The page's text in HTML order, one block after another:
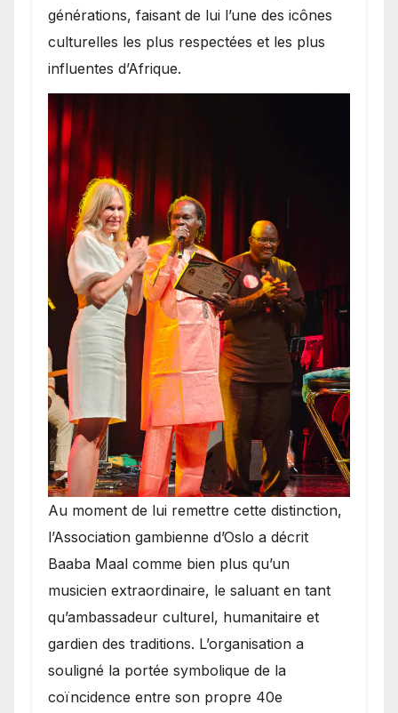
générations, faisant de lui l’une des icônes
culturelles les plus respectées et les plus
influentes d’Afrique.
​Au moment de lui remettre cette distinction,
l’Association gambienne d’Oslo a décrit
Baaba Maal comme bien plus qu’un
musicien extraordinaire, le saluant en tant
qu’ambassadeur culturel, humanitaire et
gardien des traditions. L’organisation a
souligné la portée symbolique de la
coïncidence entre son propre 40e